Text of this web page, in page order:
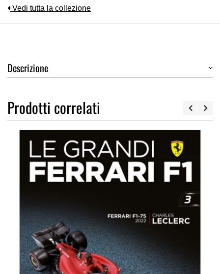
Vedi tutta la collezione
Descrizione
Prodotti correlati